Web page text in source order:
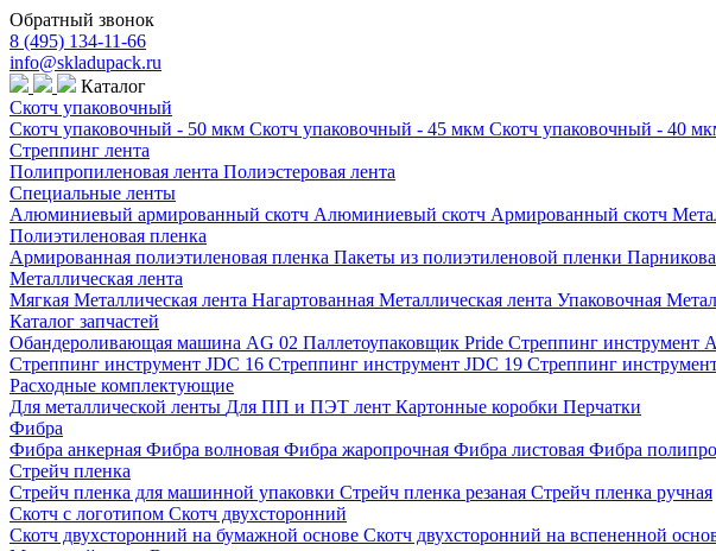
Обратный звонок
8 (495) 134-11-66
info@skladupack.ru
Каталог
Скотч упаковочный
Скотч упаковочный - 50 мкм Скотч упаковочный - 45 мкм Скотч упаковочный - 40
Стреппинг лента
Полипропиленовая лента Полиэстеровая лента
Специальные ленты
Алюминиевый армированный скотч Алюминиевый скотч Армированный скотч
Полиэтиленовая пленка
Армированная полиэтиленовая пленка Пакеты из полиэтиленовой пленки
Металлическая лента
Мягкая Металлическая лента Нагартованная Металлическая лента Упаковочная
Каталог запчастей
Обандероливающая машина AG 02 Паллетоупаковщик Pride Стреппинг инструмент
Стреппинг инструмент JDC 16 Стреппинг инструмент JDC 19 Стреппинг
Расходные комплектующие
Для металлической ленты Для ПП и ПЭТ лент Картонные коробки Перчатки
Фибра
Фибра анкерная Фибра волновая Фибра жаропрочная Фибра листовая Фибра
Стрейч пленка
Стрейч пленка для машинной упаковки Стрейч пленка резаная Стрейч пленка ручная
Скотч с логотипом Скотч двухсторонний
Скотч двухсторонний на бумажной основе Скотч двухсторонний на вспененной